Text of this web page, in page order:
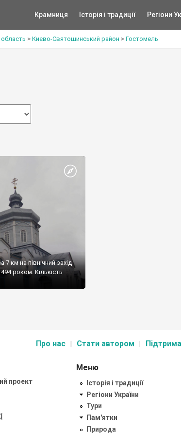
Крамниця Історія і традиції Регіони
область > Києво-Святошинський район > Гостомель
км на північний захід
роком. Кількість
Про нас Стати автором
проект
Меню
Історія і традиції
Регіони України
Тури
Пам'ятки
Природа